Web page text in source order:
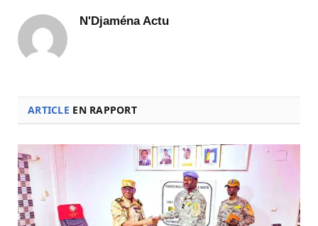
N'Djaména Actu
ARTICLE EN RAPPORT